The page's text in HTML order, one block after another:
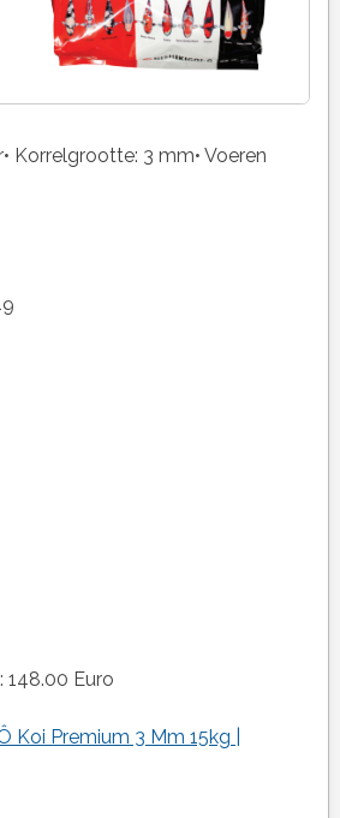
Korrelgrootte: 3 mm• Voeren
148.00 Euro
Koi Premium 3 Mm 15kg |